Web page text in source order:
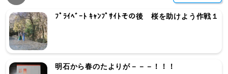
ﾌﾟﾗｲﾍﾞｰﾄ ｷｬﾝﾌﾟｻｲﾄその後 桜を助けよう作戦１
明石から春のたよりが－－－！！！